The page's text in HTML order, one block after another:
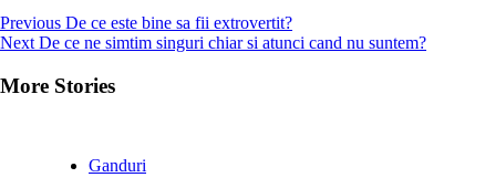
Continue
Reading
Previous De ce este bine sa fii extrovertit?
Next De ce ne simtim singuri chiar si atunci cand nu suntem?
More Stories
Ganduri